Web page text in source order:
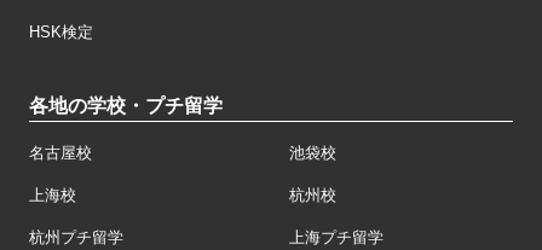
HSK検定
各地の学校・プチ留学
名古屋校 池袋校
上海校 杭州校
杭州プチ留学 上海プチ留学